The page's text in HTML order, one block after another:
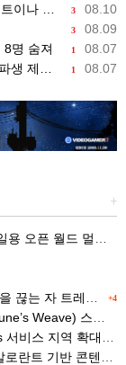
3 08.10
지만…
3 08.09
1 08.07
명 숨져
1 08.07
업도 영향
+
플레이 생존 크래프트
+4
는 자 트레일러
과 동영상(한국어 자막)
상품 라인업 순차적 입고
콘텐츠 생태계 확장